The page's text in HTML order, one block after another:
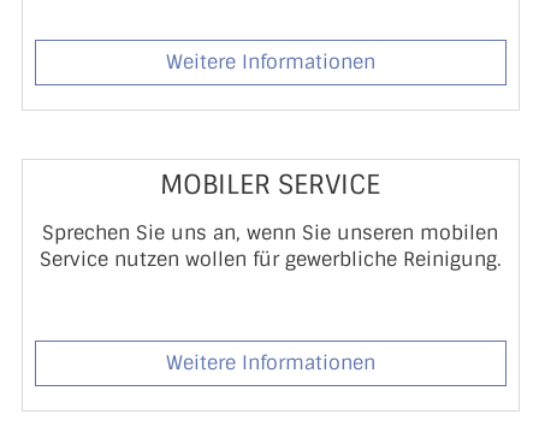
Weitere Informationen
MOBILER SERVICE
Sprechen Sie uns an, wenn Sie unseren mobilen
Service nutzen wollen für gewerbliche Reinigung.
Weitere Informationen